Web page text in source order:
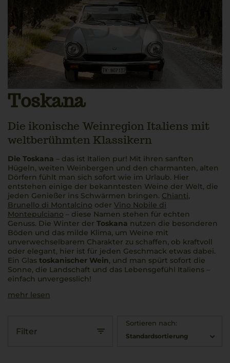
Toskana
Die ikonische Weinregion Italiens mit
weltberühmten Klassikern
Die Toskana – das ist Italien pur! Mit ihren sanften
Hügeln, weiten Weinbergen und den charmanten, alten
Dörfern fühlt man sich sofort wie im Urlaub. Hier
entstehen einige der bekanntesten Weine der Welt, die
jeden Genießer ins Schwärmen bringen. Chianti,
Brunello di Montalcino oder Vino Nobile di
Montepulciano – diese Namen stehen für echten
Genuss. Die Winter der Toskana nutzen die besonderen
Böden und das milde Klima, um Weine mit
unverwechselbarem Charakter zu schaffen, ob kraftvoll
oder elegant, hier ist für jeden Geschmack etwas dabei.
Ein Glas toskanischer Wein, und man spürt sofort die
Sonne, die Landschaft und das Lebensgefühl Italiens –
einfach unvergesslich!
mehr lesen
Filter
Sortieren nach:
Standardsortierung